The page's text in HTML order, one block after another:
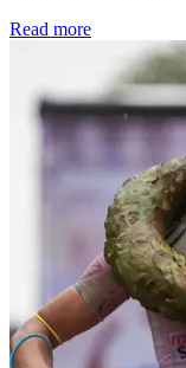
Read more